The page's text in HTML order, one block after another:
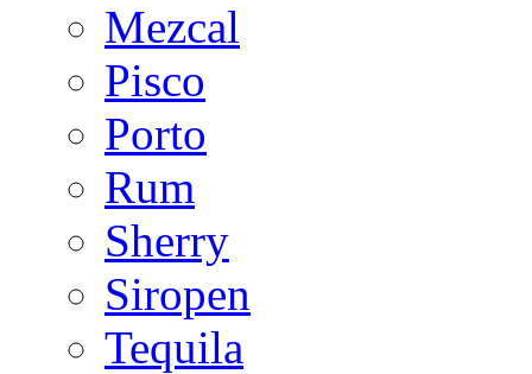
Mezcal
Pisco
Porto
Rum
Sherry
Siropen
Tequila